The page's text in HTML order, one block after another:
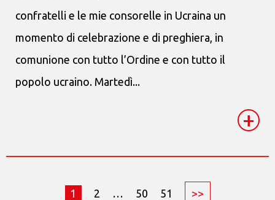
confratelli e le mie consorelle in Ucraina un
momento di celebrazione e di preghiera, in
comunione con tutto l’Ordine e con tutto il
popolo ucraino. Martedì...
+
1 2 … 50 51 >>